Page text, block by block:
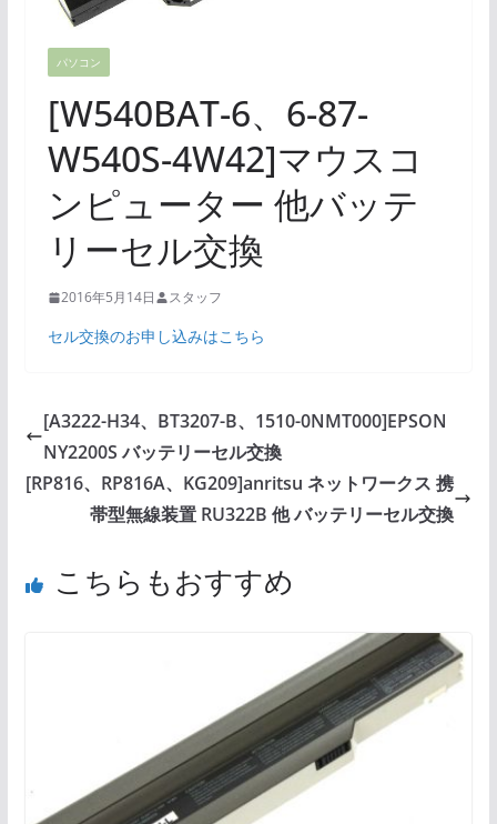
パソコン
[W540BAT-6、6-87-
W540S-4W42]マウスコ
ンピューター 他バッテ
リーセル交換
2016年5月14日 スタッフ
セル交換のお申し込みはこちら
[A3222-H34、BT3207-B、1510-0NMT000]EPSON
NY2200S バッテリーセル交換
[RP816、RP816A、KG209]anritsu ネットワークス 携
帯型無線装置 RU322B 他 バッテリーセル交換
こちらもおすすめ